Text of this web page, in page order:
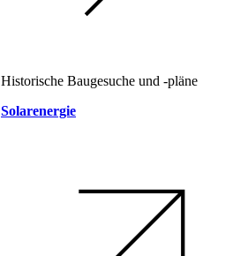
Historische Baugesuche und -pläne
Solarenergie